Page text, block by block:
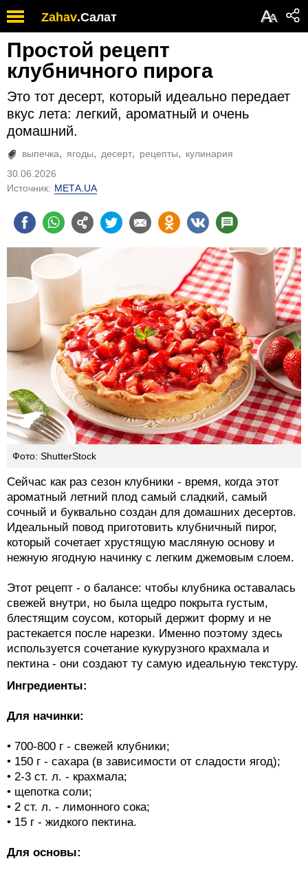
Zahav.Салат АА
Простой рецепт
клубничного пирога
Это тот десерт, который идеально передает
вкус лета: легкий, ароматный и очень
домашний.
выпечка ягоды десерт рецепты
кулинария
30.06.2026
Источник: МЕТА.UA
Фото: ShutterStock
Сейчас как раз сезон клубники - время, когда этот
ароматный летний плод самый сладкий, самый
сочный и буквально создан для домашних десертов.
Идеальный повод приготовить клубничный пирог,
который сочетает хрустящую масляную основу и
нежную ягодную начинку с легким джемовым слоем.
Этот рецепт - о балансе: чтобы клубника оставалась
свежей внутри, но была щедро покрыта густым,
блестящим соусом, который держит форму и не
растекается после нарезки. Именно поэтому здесь
используется сочетание кукурузного крахмала и
пектина - они создают ту самую идеальную текстуру.
Ингредиенты:
Для начинки:
• 700-800 г - свежей клубники;
• 150 г - сахара (в зависимости от сладости ягод);
• 2-3 ст. л. - крахмала;
• щепотка соли;
• 2 ст. л. - лимонного сока;
• 15 г - жидкого пектина.
Для основы: